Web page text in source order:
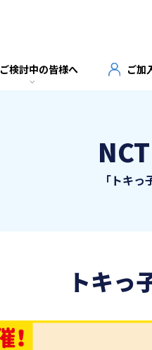
ご検討中の皆様へ ご加
「トキ
トキっ